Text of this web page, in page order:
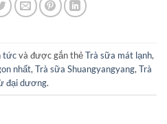
tứcvà được gắn thẻTrà sữa mát lạnh,
nhất, Trà sữa Shuangyangyang, Trà
đại dương.